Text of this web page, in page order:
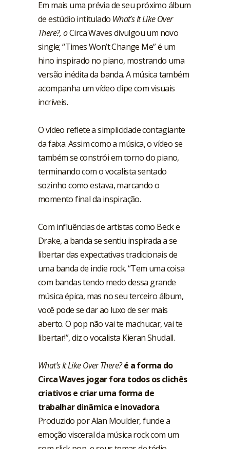
Em mais uma prévia de seu próximo álbum
de estúdio intitulado What’s It Like Over
There?, oCirca Waves divulgou um novo
single; “Times Won’t Change Me” é um
hino inspirado no piano, mostrando uma
versão inédita da banda.A música também
acompanha um vídeo clipe com visuais
incríveis.
O vídeo reflete a simplicidade contagiante
da faixa. Assim como a música, o vídeo se
também se constrói em torno do piano,
terminando com o vocalista sentado
sozinho como estava, marcando o
momento final da inspiração.
Com influências de artistas como Beck e
Drake, a banda se sentiu inspirada a se
libertar das expectativas tradicionais de
uma banda de indie rock. “Tem uma coisa
com bandas tendo medo dessa grande
música épica, mas no seu terceiro álbum,
você pode se dar ao luxo de ser mais
aberto. O pop não vai te machucar, vai te
libertar!”, diz o vocalista Kieran Shudall.
What’s It Like Over There?é a forma do
Circa Waves jogar fora todos os clichês
criativos e criar uma forma de
trabalhar dinâmica e inovadora.
Produzido por Alan Moulder, funde a
emoção visceral da música rock com um